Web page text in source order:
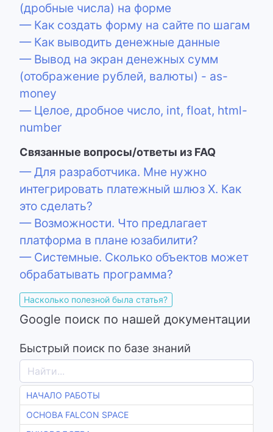
Быстрый поиск по базе знаний
НАЧАЛО РАБОТЫ
ОСНОВА FALCON SPACE
(дробные числа) на форме
— Как создать форму на сайте по шагам
— Как выводить денежные данные
— Вывод на экран денежных сумм
(отображение рублей, валюты) - as-
money
— Целое, дробное число, int, float, html-
number
Связанные вопросы/ответы из FAQ
— Для разработчика. Мне нужно
интегрировать платежный шлюз Х. Как
это сделать?
— Возможности. Что предлагает
платформа в плане юзабилити?
— Системные. Сколько объектов может
обрабатывать программа?
Насколько полезной была статья?
Google поиск по нашей документации